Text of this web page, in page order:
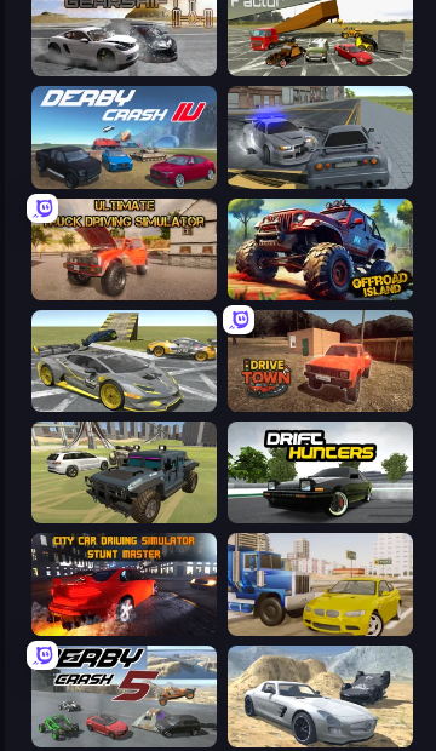
Gearshift One Evolution Factor
Derby Crash 4 RCC City Racing
Ultimate Truck Driving Simulator 2020 Offroad Island
Wrong Way DriveTown
4x4 Offroader Drift Hunters
Crazy Car Stunts
Derby Crash 5 Derby Crash 2